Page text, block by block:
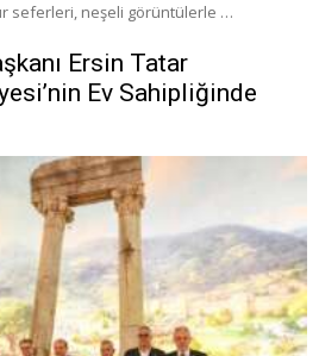
seferleri, neşeli görüntülerle …
Ersin Tatar
Ev Sahipliğinde